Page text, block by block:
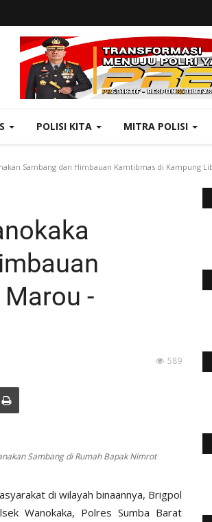
POLISI KITA MITRA POLISI
Sambang dan Himbauan Kamtibmas di Kampung
-
589
Sambang di Rumah Bapak Nimrot
di wilayah binaannya, Brigpol
Wanokaka, Polres Sumba Barat